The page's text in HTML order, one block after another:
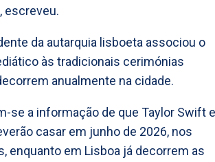
, escreveu.
da autarquia lisboeta associou o
às tradicionais cerimónias
anualmente na cidade.
se a informação de que Taylor Swift e
casar em junho de 2026, nos
enquanto em Lisboa já decorrem as